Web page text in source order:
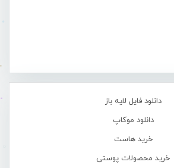
دانلود فایل لایه باز
دانلود موکاپ
خرید هاست
خرید محصولات پوستی